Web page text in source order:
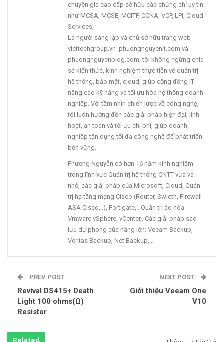
chuyên gia cao cấp sở hữu các chứng chỉ uy tín
như MCSA, MCSE, MCITP, CCNA, VCP, LPI, Cloud
Services,
Là người sáng lập và chủ sở hữu trang web
viettechgroup.vn .phuongnguyenit.com và
phuongnguyenblog.com, tôi không ngừng chia
sẻ kiến thức, kinh nghiệm thực tiễn về quản trị
hệ thống, bảo mật, cloud, giúp cộng đồng IT
nâng cao kỹ năng và tối ưu hóa hệ thống doanh
nghiệp. Với tầm nhìn chiến lược về công nghệ,
tôi luôn hướng đến các giải pháp hiện đại, linh
hoạt, an toàn và tối ưu chi phí, giúp doanh
nghiệp tận dụng tối đa công nghệ để phát triển
bền vững.
Phương Nguyễn có hơn 16 năm kinh nghiệm
trong lĩnh vực Quản trị hệ thống CNTT vừa và
nhỏ, các giải pháp của Microsoft, Cloud, Quản
trị hạ tầng mạng Cisco (Router, Swicth, FIrewall
ASA Cisco,..), Fortigate,.. Quản trị ảo hóa
Vmware vSphere, vCenter,..Các giải pháp sao
lưu dự phòng của hãng lớn: Veeam Backup,
Veritas Backup, Net Backup,…
PREV POST
Revival DS415+ Death
Light 100 ohms(Ω)
Resistor
NEXT POST
Giới thiệu Veeam One
V10
Related